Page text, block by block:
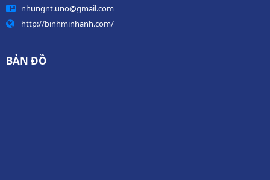
nhungnt.uno@gmail.com
http://binhminhanh.com/
BẢN ĐỒ